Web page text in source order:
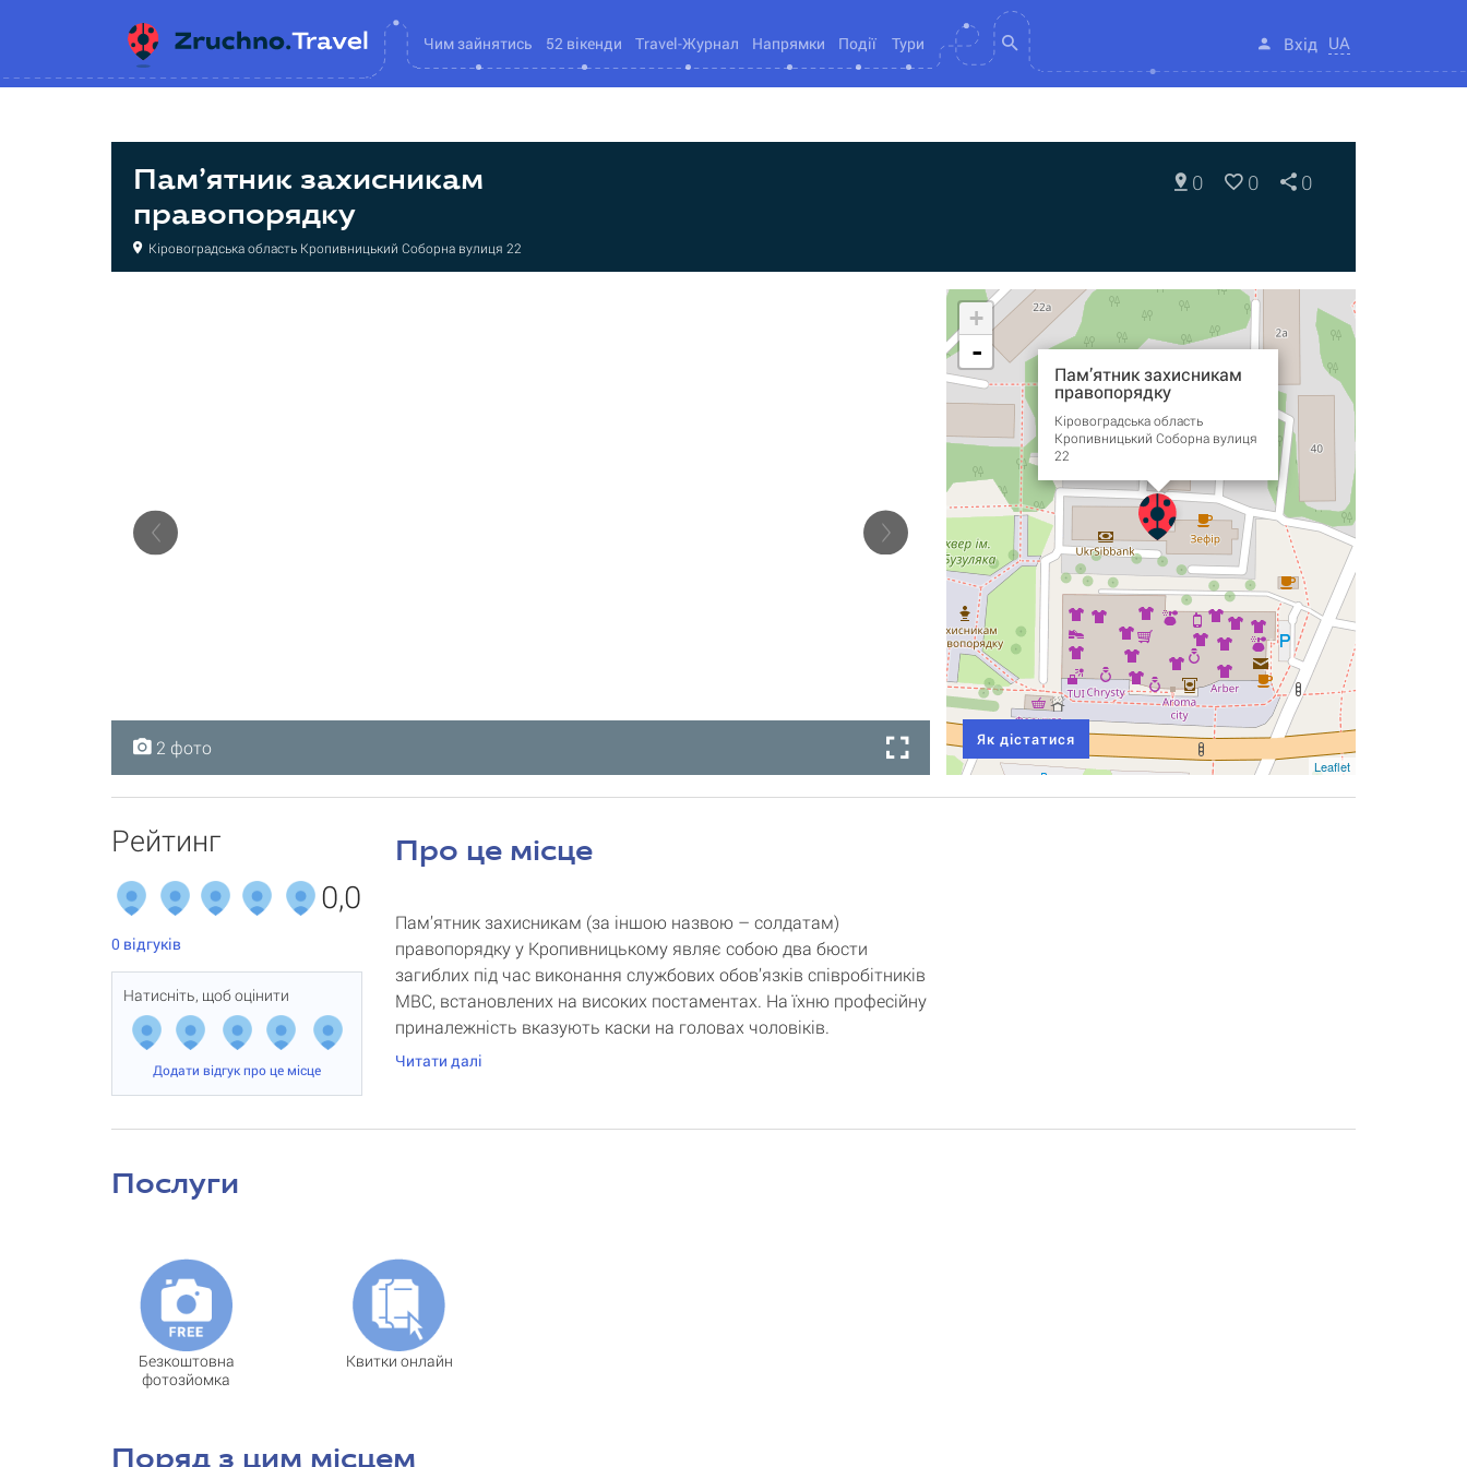
Чим зайнятись 52 вікенди Travel-Журнал Напрямки Події Тури Вхід UA
Пам’ятник захисникам
правопорядку
Кіровоградська область Кропивницький Соборна вулиця 22
0 0 0
2 фото
2 фото
Пам’ятник захисникам
правопорядку
Кіровоградська область
Кропивницький Соборна вулиця
22
+
-
Leaflet
Як дістатися
Рейтинг
0,0
0 відгуків
Натисніть, щоб оцінити
Додати відгук про це місце
Про це місце
Пам’ятник захисникам (за іншою назвою – солдатам)
правопорядку у Кропивницькому являє собою два бюсти
загиблих під час виконання службових обов’язків співробітників
МВС, встановлених на високих постаментах. На їхню професійну
приналежність вказують каски на головах чоловіків.
Читати далі
Послуги
Безкоштовна
фотозйомка
Квитки онлайн
Поряд з цим місцем